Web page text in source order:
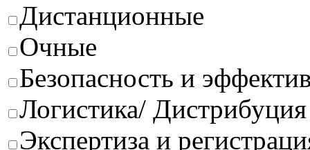
Дистанционные
Очные
Безопасность и
Логистика/
Экспертиза и